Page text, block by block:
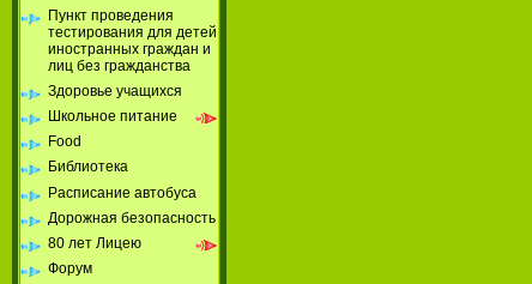
Пункт проведения
тестирования для детей
иностранных граждан и
лиц без гражданства
Здоровье учащихся
Школьное питание
Food
Библиотека
Расписание автобуса
Дорожная безопасность
80 лет Лицею
Форум